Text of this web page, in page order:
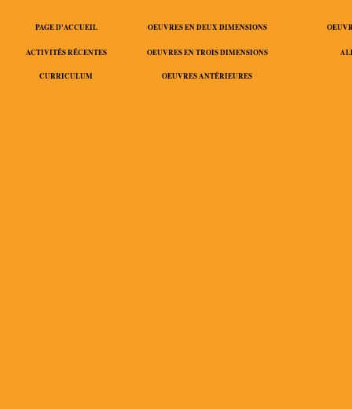
PAGE D'ACCUEIL OEUVRES EN DEUX DIMENSIONS
ACTIVITÉS RÉCENTES OEUVRES EN TROIS DIMENSIONS
CURRICULUM OEUVRES ANTÉRIEURES